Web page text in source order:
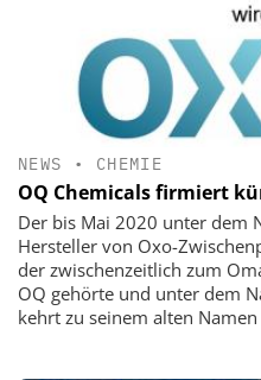
NEWS • CHEMIE
OQ Chemicals firmiert
Der bis Mai 2020 unter dem
Hersteller von Oxo-
der zwischenzeitlich zum
OQ gehörte und unter dem
kehrt zu seinem alten